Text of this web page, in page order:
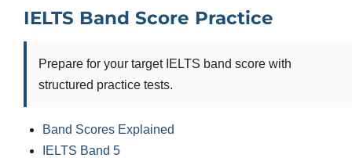
IELTS Band Score Practice
Prepare for your target IELTS band score with
structured practice tests.
Band Scores Explained
IELTS Band 5